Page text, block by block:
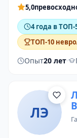
5,0
4 года в ТОП-
ТОП-10
Опыт20 лет·
ЛЭ